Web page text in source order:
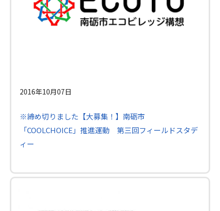
2016年10月07日
※締め切りました【大募集！】南砺市
「COOLCHOICE」推進運動 第三回フィールドスタデ
ィー